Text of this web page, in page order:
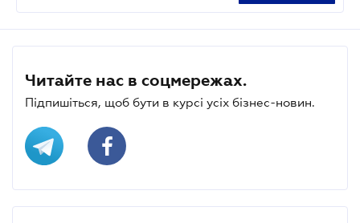
Читайте нас в соцмережах.
Підпишіться, щоб бути в курсі усіх бізнес-новин.